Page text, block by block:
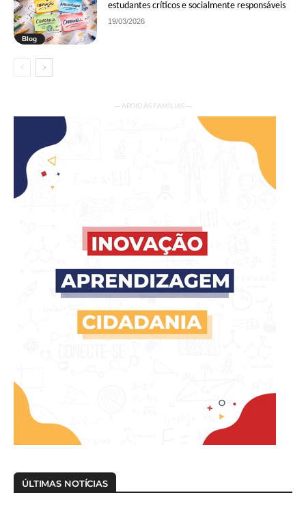
Blog
estudantes críticos e socialmente responsáveis
19/03/2026
— APOIO ÀS FAMÍLIAS —
ÚLTIMAS NOTÍCIAS